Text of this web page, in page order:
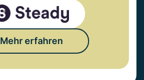
Mehr erfahren